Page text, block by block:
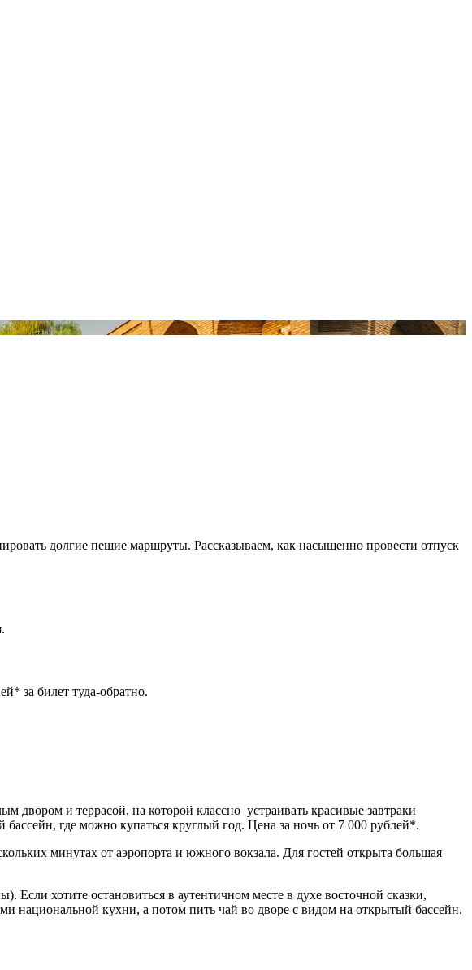
долгие пешие маршруты. Рассказываем, как насыщенно провести отпуск
за билет туда-обратно.
и террасой, на которой классно устраивать красивые завтраки
где можно купаться круглый год. Цена за ночь от 7 000 рублей*.
минутах от аэропорта и южного вокзала. Для гостей открыта большая
Если хотите остановиться в аутентичном месте в духе восточной сказки,
национальной кухни, а потом пить чай во дворе с видом на открытый бассейн.